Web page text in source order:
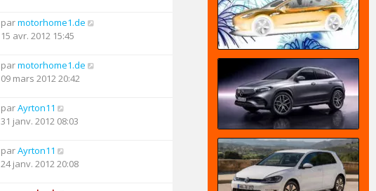
parmotorhome1.de
15 avr. 2012 15:45
parmotorhome1.de
09 mars 2012 20:42
parAyrton11
31 janv. 2012 08:03
parAyrton11
24 janv. 2012 20:08